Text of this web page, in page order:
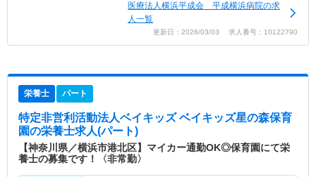
医療法人横浜平成会 平成横浜病院の求
人一覧
更新日：2026/03/03 求人番号：10122790
栄養士 パート
特定非営利活動法人ベイキッズ ベイキッズ星の森保育
園の栄養士求人(パート)
【神奈川県／横浜市港北区】マイカー通勤OK◎保育園にて栄
養士の募集です！〈非常勤〉